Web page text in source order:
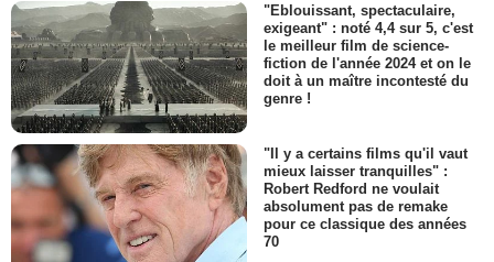
"Eblouissant, spectaculaire,
exigeant" : noté 4,4 sur 5, c'est
le meilleur film de science-
fiction de l'année 2024 et on le
doit à un maître incontesté du
genre !
"Il y a certains films qu'il vaut
mieux laisser tranquilles" :
Robert Redford ne voulait
absolument pas de remake
pour ce classique des années
70